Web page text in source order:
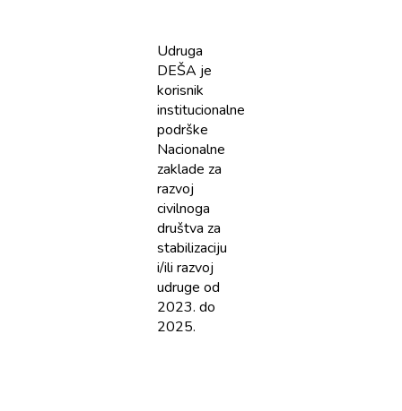
Udruga
DEŠA je
korisnik
institucionalne
podrške
Nacionalne
zaklade za
razvoj
civilnoga
društva za
stabilizaciju
i/ili razvoj
udruge od
2023. do
2025.